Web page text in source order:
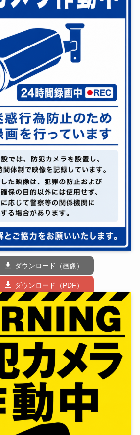
ダウンロード（画像）
ダウンロード（PDF）